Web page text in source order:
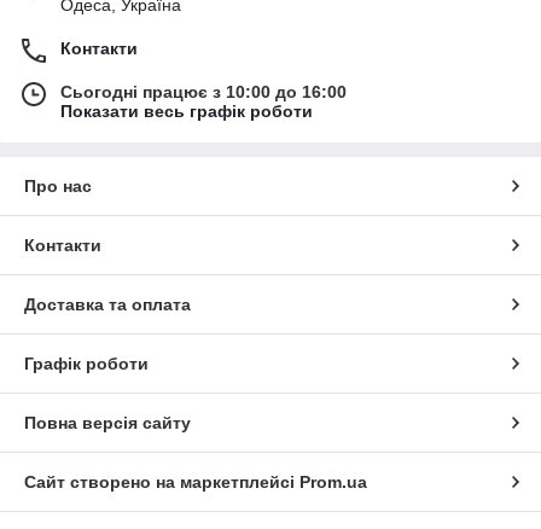
Одеса, Україна
Контакти
Сьогодні працює з 10:00 до 16:00
Показати весь графік роботи
Про нас
Контакти
Доставка та оплата
Графік роботи
Повна версія сайту
Сайт створено на маркетплейсі Prom.ua